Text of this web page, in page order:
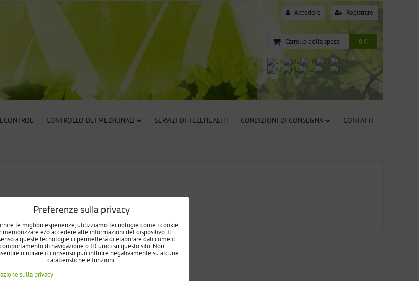
Accedere Registrare
Carrello della spesa 0 €
CONTROLLO DEI MEDICINALI SERVIZI DI TELEHEALTH CONDIZIONI DI CONSEGNA CONTATTI
categoria.Preferenze sulla privacy
le migliori esperienze, utilizziamo tecnologie come i cookie
memorizzare e/o accedere alle informazioni del dispositivo. Il
a queste tecnologie ci permetterà di elaborare dati come il
di navigazione o ID unici su questo sito. Non
o ritirare il consenso può influire negativamente su alcune
caratteristiche e funzioni.
sulla privacy